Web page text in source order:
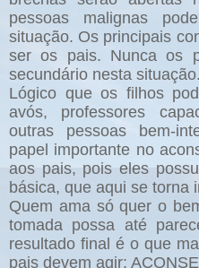
pessoas malignas
situação. Os principais
ser os pais. Nunca os
secundário nesta situação.
Lógico que os filhos
avós, professores
outras pessoas bem-
papel importante no
aos pais, pois eles
básica, que aqui se torna
Quem ama só quer o
tomada possa até
resultado final é o que
pais devem agir: